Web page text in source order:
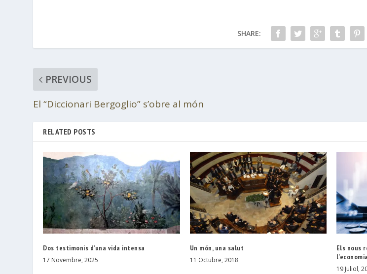
SHARE:
PREVIOUS
El “Diccionari Bergoglio” s’obre al món
RELATED POSTS
Dos testimonis d’una vida intensa
17 Novembre, 2025
Un món, una salut
11 Octubre, 2018
Els nous
19 Juliol,